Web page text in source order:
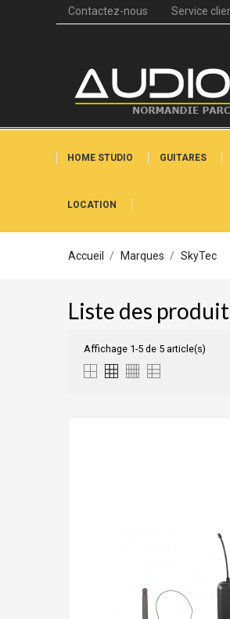
Contactez-nous Service
HOME STUDIO GUITARES
LOCATION
Accueil Marques SkyTec
Liste des
Affichage 1-5 de 5 article(s)